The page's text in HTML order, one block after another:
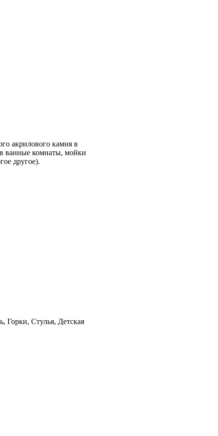
акрилового камня в
ванные комнаты, мойки
другое).
Стулья, Детская